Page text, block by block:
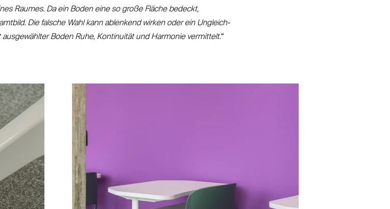
Raumes. Da ein Boden eine so große Fläche bedeckt,
Die falsche Wahl kann ablenkend wirken oder ein Ungleich­
Boden Ruhe, Kon­tinuität und Harmonie vermittelt.“